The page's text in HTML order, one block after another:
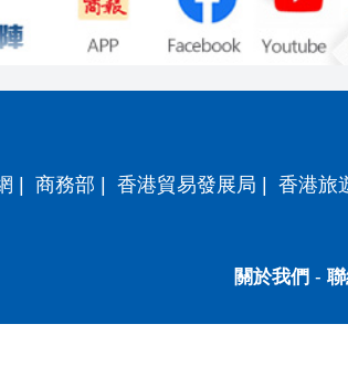
商務部 香港貿易發展局 香港旅
關於我們 -